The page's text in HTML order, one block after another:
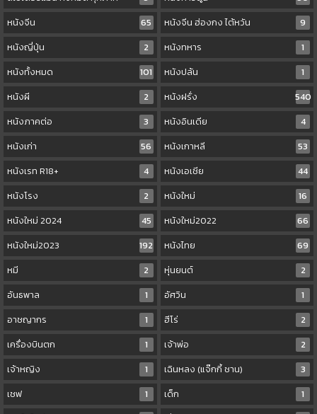
หนังจีน
65 หนังจีน ฮ่องกง ไต้หวัน
9
หนังญี่ปุ่น
2 หนังทหาร
1
หนังทั้งหมด
101 หนังปล้น
1
หนังผี
2 หนังฝรั่ง
540
หนังภาคต่อ
3 หนังอินเดีย
4
หนังเก่า
56 หนังเกาหลี
53
หนังเรท R18+
4 หนังเอเชีย
44
หนังโรง
2 หนังใหม่
16
หนังใหม่ 2024
45 หนังใหม่2022
66
หนังใหม่2023
192 หนังไทย
69
หมี
2 หุ่นยนต์
2
อันธพาล
1 อัศวิน
1
อาชญากร
1 ฮีโร่
2
เครื่องบินตก
1 เจ้าพ่อ
2
เจ้าหญิง
1 เฉินหลง (แจ๊กกี้ ชาน)
3
เชฟ
1 เด็ก
1